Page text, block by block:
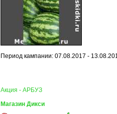
Период кампании: 07.08.2017 -
Акция - АРБУЗ
Магазин Дикси